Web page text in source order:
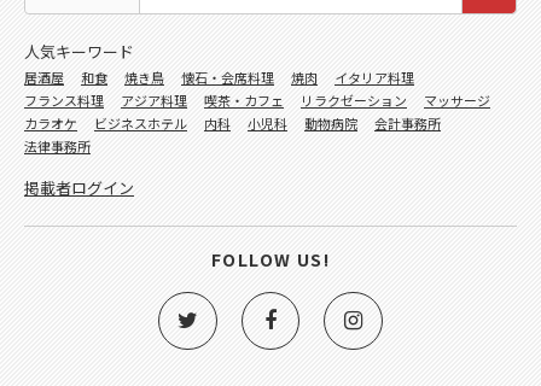
人気キーワード
居酒屋 和食 焼き鳥 懐石・会席料理 焼肉
イタリア料理
フランス料理
アジア料理 喫茶・カフェ リラクゼーション
マッサージ
カラオケ
ビジネスホテル 内科 小児科 動物病院
会計事務所
法律事務所
掲載者ログイン
FOLLOW US!